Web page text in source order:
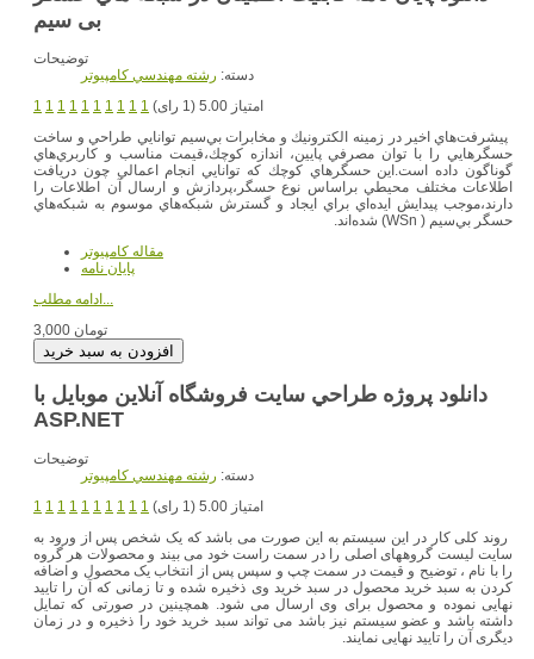
بی سيم
توضیحات
دسته: رشته مهندسي کامپيوتر
1 1 1 1 1 1 1 1 1 1
امتیاز 5.00 (1 رای)
پيشرفت‌هاي اخير در زمينه الكترونيك و مخابرات بي‌سيم توانايي طراحي و ساخت
حسگرهايي را با توان مصرفي پايين، اندازه كوچك،قيمت مناسب و كاربري‌هاي
گوناگون داده است.اين حسگرهاي كوچك كه توانايي انجام اعمالي چون دريافت
اطلاعات مختلف محيطي براساس نوع حسگر،پردازش و ارسال آن اطلاعات را
دارند،موجب پيدايش ايده‌اي براي ايجاد و گسترش شبكه‌هاي موسوم به شبكه‌هاي
حسگر بي‌سيم ( WSn) شده‌اند.
مقاله کامپیوتر
پایان نامه
ادامه مطلب...
3,000 تومان
دانلود پروژه طراحي سايت فروشگاه آنلاين موبایل با
ASP.NET
توضیحات
دسته: رشته مهندسي کامپيوتر
1 1 1 1 1 1 1 1 1 1
امتیاز 5.00 (1 رای)
روند کلی کار در این سیستم به این صورت می باشد که یک شخص پس از ورود به
سایت لیست گروههای اصلی را در سمت راست خود می بیند و محصولات هر گروه
را با نام ، توضیح و قیمت در سمت چپ و سپس پس از انتخاب یک محصول و اضافه
کردن به سبد خرید محصول در سبد خرید وی ذخیره شده و تا زمانی که آن را تایید
نهایی نموده و محصول برای وی ارسال می شود. همچینین در صورتی که تمایل
داشته باشد و عضو سیستم نیز باشد می تواند سبد خرید خود را ذخیره و در زمان
دیگری آن را تایید نهایی نمایند.